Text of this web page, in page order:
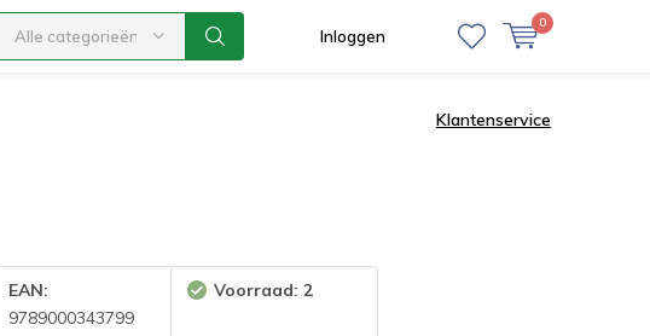
Alle categorieën Inloggen
0
Klantenservice
EAN:
9789000343799
Voorraad: 2